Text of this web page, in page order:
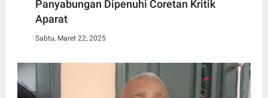
Panyabungan Dipenuhi Coretan Kritik
Aparat
Sabtu, Maret 22, 2025